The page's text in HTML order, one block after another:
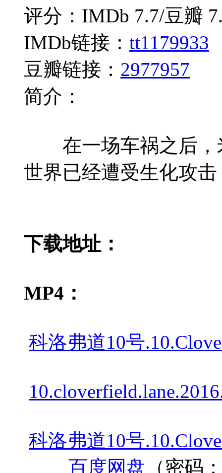
评分：IMDb 7.7/豆瓣
IMDb链接： tt1179933
豆瓣链接： 2977957
简介：
在一场车祸之后，米
世界已经遭受生化攻
下载地址：
MP4：
科洛弗道10号
科洛弗道10号
百度网盘 （密码